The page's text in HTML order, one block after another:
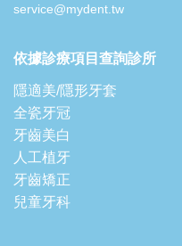
service@mydent.tw
依據診療項目查詢診所
隱適美/隱形牙套
全瓷牙冠
牙齒美白
人工植牙
牙齒矯正
兒童牙科